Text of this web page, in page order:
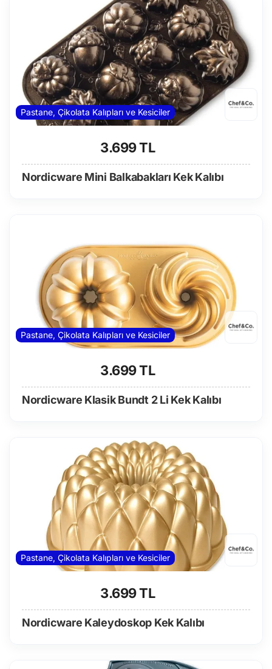
Pastane, Çikolata Kalıpları ve Kesiciler
3.699 TL
Nordicware Mini Balkabakları Kek Kalıbı
Pastane, Çikolata Kalıpları ve Kesiciler
3.699 TL
Nordicware Klasik Bundt 2 Li Kek Kalıbı
Pastane, Çikolata Kalıpları ve Kesiciler
3.699 TL
Nordicware Kaleydoskop Kek Kalıbı